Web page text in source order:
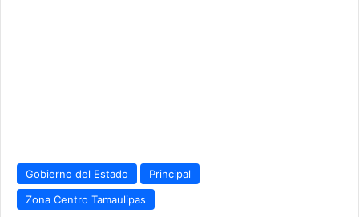
Gobierno del Estado
Principal
Zona Centro Tamaulipas